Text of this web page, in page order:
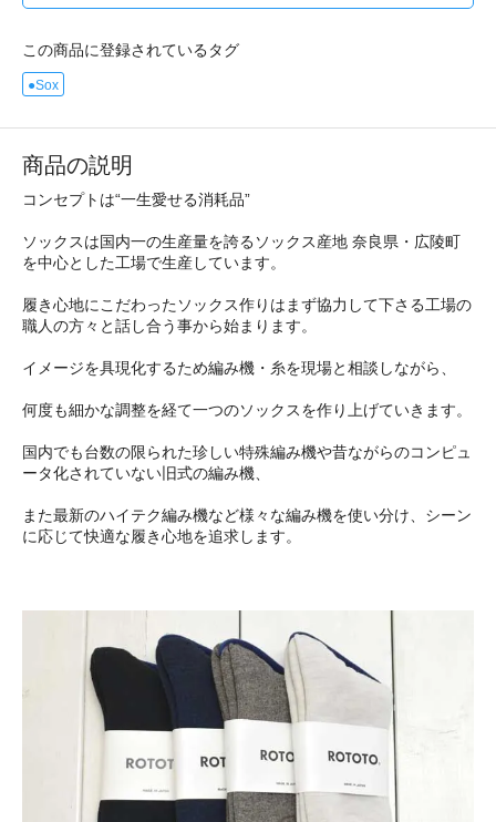
この商品に登録されているタグ
●Sox
商品の説明
コンセプトは“一生愛せる消耗品”
ソックスは国内一の生産量を誇るソックス産地 奈良県・広陵町
を中心とした工場で生産しています。
履き心地にこだわったソックス作りはまず協力して下さる工場の
職人の方々と話し合う事から始まります。
イメージを具現化するため編み機・糸を現場と相談しながら、
何度も細かな調整を経て一つのソックスを作り上げていきます。
国内でも台数の限られた珍しい特殊編み機や昔ながらのコンピュ
ータ化されていない旧式の編み機、
また最新のハイテク編み機など様々な編み機を使い分け、シーン
に応じて快適な履き心地を追求します。